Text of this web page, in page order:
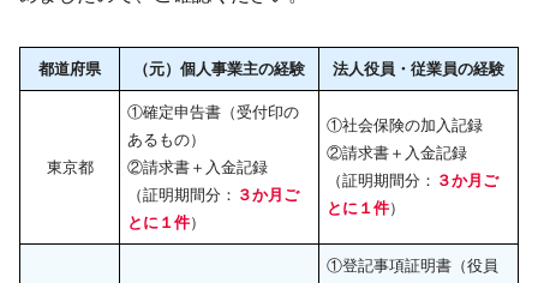
都道府県 （元）個人事業主の経験 法人役員・従業員の経験
東京都
①確定申告書（受付印の
あるもの）
②請求書＋入金記録
（証明期間分： ３か月ご
とに１件）
①社会保険の加入記録
②請求書＋入金記録
（証明期間分： ３か月ご
とに１件）
①登記事項証明書（役員